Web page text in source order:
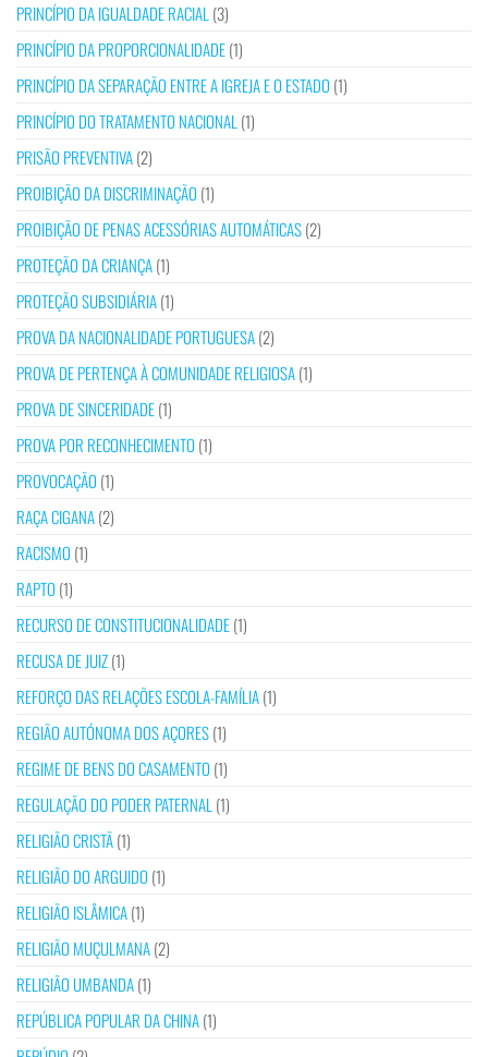
PRINCÍPIO DA IGUALDADE RACIAL (3)
PRINCÍPIO DA PROPORCIONALIDADE(1)
PRINCÍPIO DA SEPARAÇÃO ENTRE A IGREJA E O ESTADO (1)
PRINCÍPIO DO TRATAMENTO NACIONAL (1)
PRISÃO PREVENTIVA(2)
PROIBIÇÃO DA DISCRIMINAÇÃO (1)
PROIBIÇÃO DE PENAS ACESSÓRIAS AUTOMÁTICAS(2)
PROTEÇÃO DA CRIANÇA(1)
PROTEÇÃO SUBSIDIÁRIA(1)
PROVA DA NACIONALIDADE PORTUGUESA(2)
PROVA DE PERTENÇA À COMUNIDADE RELIGIOSA(1)
PROVA DE SINCERIDADE(1)
PROVA POR RECONHECIMENTO (1)
PROVOCAÇÃO (1)
RAÇA CIGANA(2)
RACISMO (1)
RAPTO (1)
RECURSO DE CONSTITUCIONALIDADE(1)
RECUSA DE JUIZ(1)
REFORÇO DAS RELAÇÕES ESCOLA-FAMÍLIA(1)
REGIÃO AUTÓNOMA DOS AÇORES(1)
REGIME DE BENS DO CASAMENTO (1)
REGULAÇÃO DO PODER PATERNAL (1)
RELIGIÃO CRISTÃ(1)
RELIGIÃO DO ARGUIDO (1)
RELIGIÃO ISLÂMICA(1)
RELIGIÃO MUÇULMANA(2)
RELIGIÃO UMBANDA(1)
REPÚBLICA POPULAR DA CHINA(1)